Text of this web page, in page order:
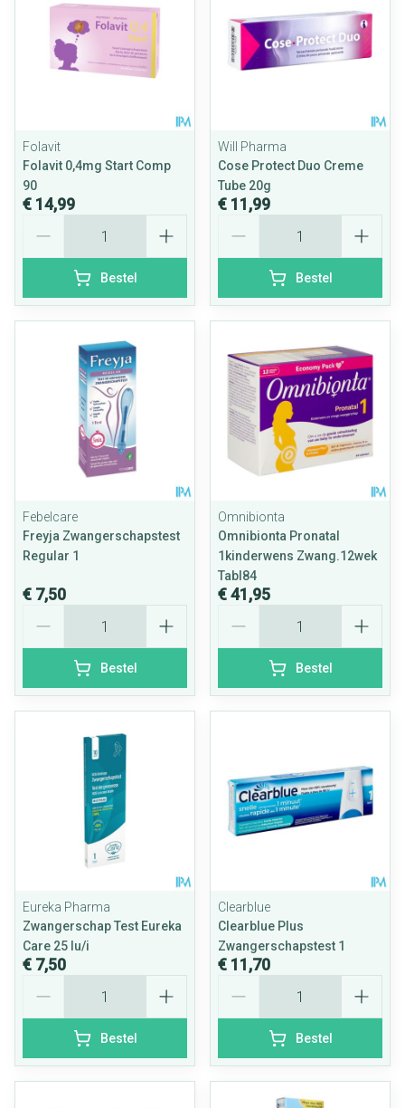
Folavit
Folavit 0,4mg Start Comp
90
€ 14,99
Bestel
Will Pharma
Cose Protect Duo Creme
Tube 20g
€ 11,99
Bestel
Febelcare
Freyja Zwangerschapstest
Regular 1
€ 7,50
Bestel
Omnibionta
Omnibionta Pronatal
1kinderwens Zwang.12wek
Tabl84
€ 41,95
Bestel
Eureka Pharma
Zwangerschap Test Eureka
Care 25 Iu/i
€ 7,50
Bestel
Clearblue
Clearblue Plus
Zwangerschapstest 1
€ 11,70
Bestel